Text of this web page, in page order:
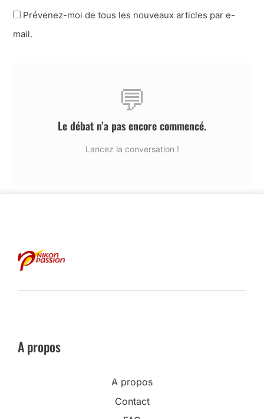
Prévenez-moi de tous les nouveaux articles par e-
mail.
💬
Le débat n’a pas encore commencé.
Lancez la conversation !
A propos
A propos
Contact